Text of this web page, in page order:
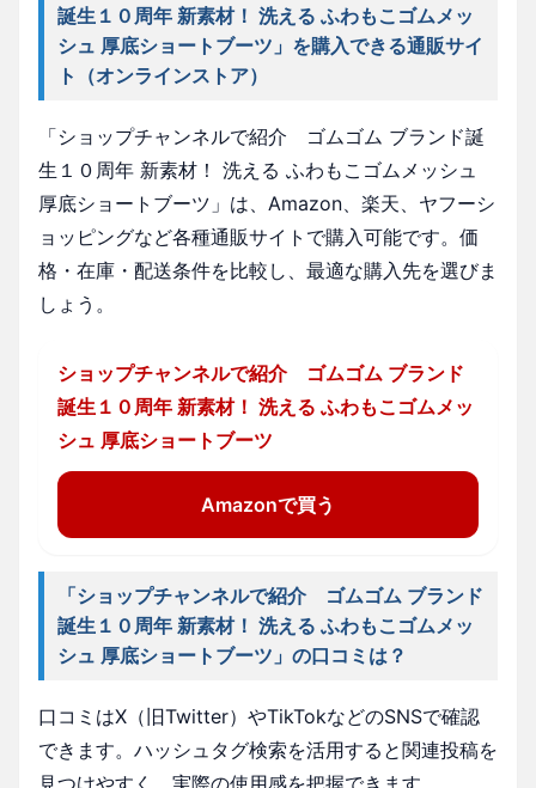
誕生１０周年 新素材！ 洗える ふわもこゴムメッ
シュ 厚底ショートブーツ」を購入できる通販サイ
ト（オンラインストア）
「ショップチャンネルで紹介 ゴムゴム ブランド誕
生１０周年 新素材！ 洗える ふわもこゴムメッシュ
厚底ショートブーツ」は、Amazon、楽天、ヤフーシ
ョッピングなど各種通販サイトで購入可能です。価
格・在庫・配送条件を比較し、最適な購入先を選びま
しょう。
ショップチャンネルで紹介 ゴムゴム ブランド
誕生１０周年 新素材！ 洗える ふわもこゴムメッ
シュ 厚底ショートブーツ
Amazonで買う
「ショップチャンネルで紹介 ゴムゴム ブランド
誕生１０周年 新素材！ 洗える ふわもこゴムメッ
シュ 厚底ショートブーツ」の口コミは？
口コミはX（旧Twitter）やTikTokなどのSNSで確認
できます。ハッシュタグ検索を活用すると関連投稿を
見つけやすく、実際の使用感を把握できます。